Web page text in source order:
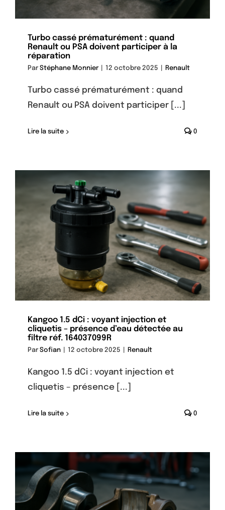
Turbo cassé prématurément : quand
Renault ou PSA doivent participer à la
réparation
ParStéphane Monnier 12 octobre 2025 Renault
Turbo cassé prématurément : quand
Renault ou PSA doivent participer [...]
Lire la suite 0
Kangoo 1.5 dCi : voyant injection et
cliquetis – présence d’eau détectée au
filtre réf. 164037099R
ParSofian 12 octobre 2025 Renault
Kangoo 1.5 dCi : voyant injection et
cliquetis – présence [...]
Lire la suite 0